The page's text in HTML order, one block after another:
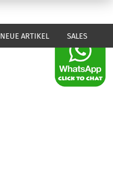
NEUE ARTIKEL SALES